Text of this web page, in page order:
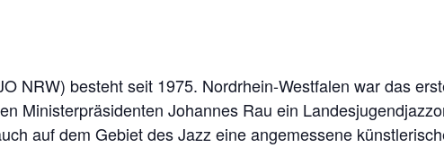
NRW) besteht seit 1975. Nordrhein-Westfalen war das
Ministerpräsidenten Johannes Rau ein
auf dem Gebiet des Jazz eine angemessene